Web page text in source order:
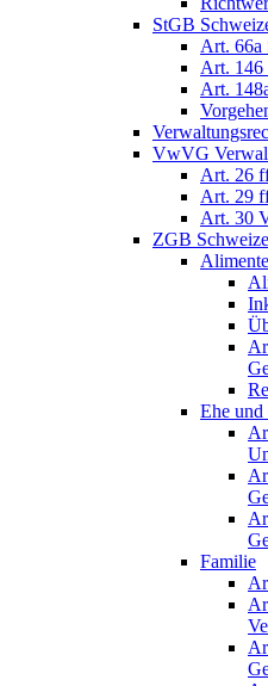
StGB
Art. 66a
Art. 146
Art.
VwVG
Art. 26
Art. 29
Art. 30
ZGB
Ehe und
Familie